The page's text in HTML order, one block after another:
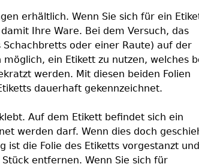
erhältlich. Wenn Sie sich für ein
Ihre Ware. Bei dem Versuch, das
oder einer Raute) auf der
ein Etikett zu nutzen, welches
werden. Mit diesen beiden Folien
dauerhaft gekennzeichnet.
Auf dem Etikett befindet sich ein
werden darf. Wenn dies doch
ist die Folie des Etiketts vorgestanzt und
entfernen. Wenn Sie sich für